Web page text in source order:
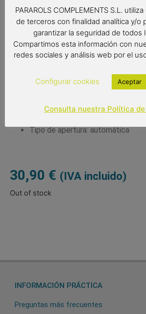
mango de color diferente al
toque especial a este paraguas de la
Cacharel. Paraguas de gran calidad y la
varillas antiviento y tejido
Complemento de moda
Paraguas antiviento
Paraguas de 8 varillas de 61 cm
Tipo de apertura: automática
30,90 € (IVA incluido)
Out of stock
INFORMACIÓN PRÁCTICA
Preguntas más frecuentes
PARAROLS COMPLEMENTS S.L.
de terceros con finalidad analítica y/o
garantizar la seguridad de todos
Compartimos esta información con
redes sociales y análisis web por el
Configurar cookies Aceptar
Consulta nuestra Política